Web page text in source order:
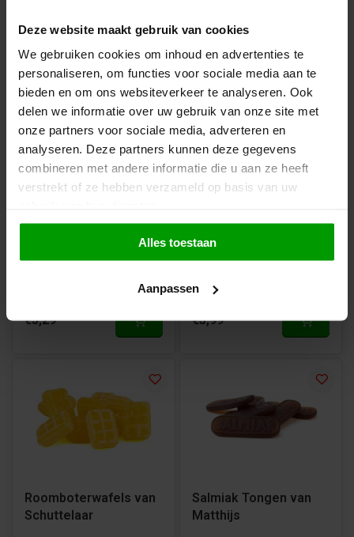
Deze website maakt gebruik van cookies
We gebruiken cookies om inhoud en advertenties te
personaliseren, om functies voor sociale media aan te
bieden en om ons websiteverkeer te analyseren. Ook
delen we informatie over uw gebruik van onze site met
onze partners voor sociale media, adverteren en
analyseren. Deze partners kunnen deze gegevens
combineren met andere informatie die u aan ze heeft
verstrekt of ze hebben verzameld op basis van uw
Alles toestaan
Aanpassen
€3,19 €4,99
Beschikbaar in
€5,29
Candyman
Beschikbaar in
€3,99
Roomboterwafels van
Schuttelaar
Salmiak Tongen van
Matthijs